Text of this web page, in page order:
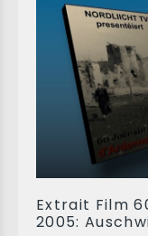
Extrait Film
2005: